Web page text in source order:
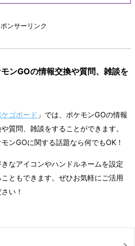
ンサーリンク
モンGOの情報交換や質問、雑談を
ケゴボード 」では、ポケモンGOの情報
質問、雑談をすることができます。
モンGOに関する話題なら何でもOK！
きなアイコンやハンドルネームを設定
こともできます。ぜひお気軽にご活用
い！